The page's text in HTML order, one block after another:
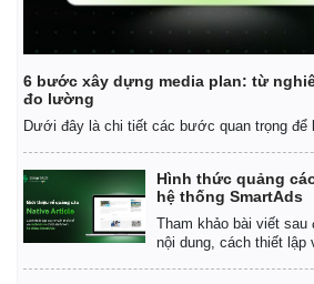
6 bước xây dựng media plan: từ
đo lường
Dưới đây là chi tiết các bước quan trọng để
Hình thức quảng
hệ thống SmartAds
Tham khảo bài viết
nội dung, cách thiết lập